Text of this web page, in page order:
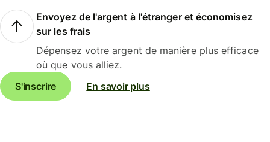
Envoyez de l'argent à l'étranger et économisez
sur les frais
Dépensez votre argent de manière plus efficace
où que vous alliez.
S'inscrire
En savoir plus